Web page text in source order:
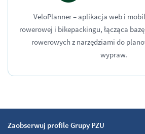
VeloPlanner – aplikacja web i
rowerowej i bikepackingu, łącząca
rowerowych z narzędziami do
wypraw.
Zaobserwuj profile Grupy PZU